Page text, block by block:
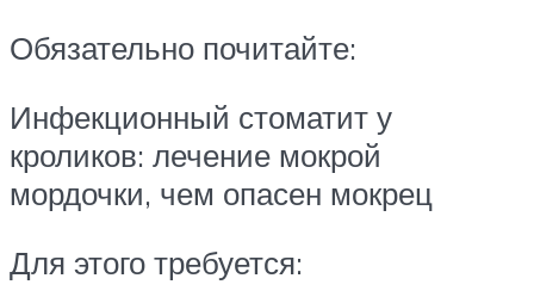
Обязательно почитайте:
Инфекционный стоматит у
кроликов: лечение мокрой
мордочки, чем опасен мокрец
Для этого требуется: